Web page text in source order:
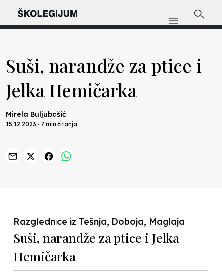
Suši, narandže za ptice i
Jelka Hemičarka
Mirela Buljubašić
15.12.2023 · 7 min čitanja
Razglednice iz Tešnja, Doboja, Maglaja
Suši, narandže za ptice i Jelka
Hemičarka